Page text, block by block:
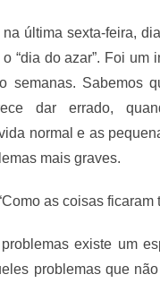
última sexta-feira,
“dia do azar”. Foi um
semanas. Sabemos
dar errado,
normal e as
mais graves.
as coisas ficaram
existe um
problemas que